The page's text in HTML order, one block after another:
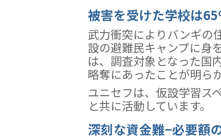
被害を受けた学校は
武力衝突によりバンギの
設の避難民キャンプに身
は、調査対象となった国
略奪にあったことが明ら
ユニセフは、仮設学習ス
と共に活動しています。
深刻な資金難−必要額